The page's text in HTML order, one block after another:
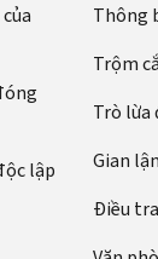
lập
Thông
Trộm
Trò lừa
Gian
Điều